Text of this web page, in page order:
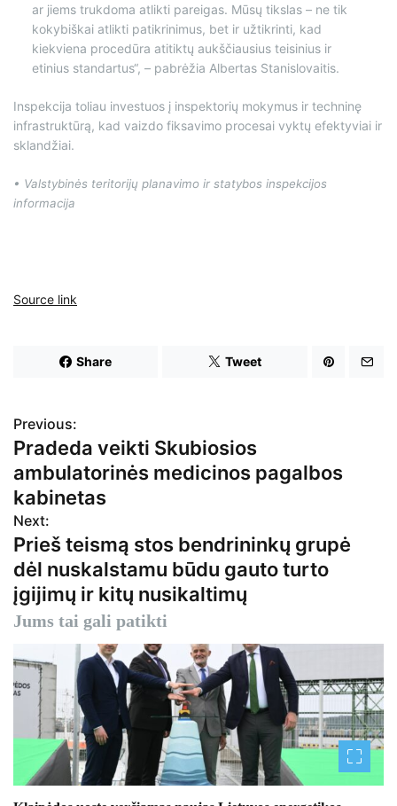
ar jiems trukdoma atlikti pareigas. Mūsų tikslas – ne tik
kokybiškai atlikti patikrinimus, bet ir užtikrinti, kad
kiekviena procedūra atitiktų aukščiausius teisinius ir
etinius standartus“, – pabrėžia Albertas Stanislovaitis.
Inspekcija toliau investuos į inspektorių mokymus ir techninę
infrastruktūrą, kad vaizdo fiksavimo procesai vyktų efektyviai ir
sklandžiai.
• Valstybinės teritorijų planavimo ir statybos inspekcijos
informacija
Source link
Share Tweet
N
a
v
i
g
a
c
i
j
a
a
Previous:
Pradeda veikti Skubiosios
ambulatorinės medicinos pagalbos
kabinetas
Next:
Prieš teismą stos bendrininkų grupė
dėl nuskalstamu būdu gauto turto
įgijimų ir kitų nusikaltimų
Jums tai gali patikti